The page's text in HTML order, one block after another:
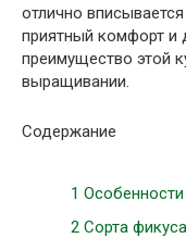
отлично
приятный комфорт и
преимущество этой
выращивании.
Содержание
1 Особенности
2 Сорта